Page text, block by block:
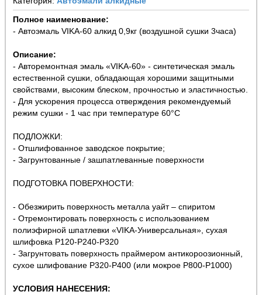
Полное наименование:
- Автоэмаль VIKA-60 алкид 0,9кг (воздушной сушки 3часа)
Описание:
- Авторемонтная эмаль «VIKA-60» - синтетическая эмаль
естественной сушки, обладающая хорошими защитными
свойствами, высоким блеском, прочностью и эластичностью.
- Для ускорения процесса отверждения рекомендуемый
режим сушки - 1 час при температуре 60°С
ПОДЛОЖКИ:
- Отшлифованное заводское покрытие;
- Загрунтованные / зашпатлеванные поверхности
ПОДГОТОВКА ПОВЕРХНОСТИ:
- Обезжирить поверхность металла уайт – спиритом
- Отремонтировать поверхность с использованием
полиэфирной шпатлевки «VIKA-Универсальная», сухая
шлифовка Р120-Р240-Р320
- Загрунтовать поверхность праймером антикороозионный,
сухое шлифование Р320-Р400 (или мокрое Р800-Р1000)
УСЛОВИЯ НАНЕСЕНИЯ: